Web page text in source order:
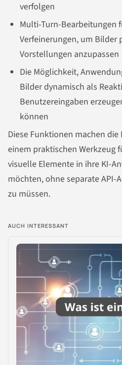
verfolgen
Multi-Turn-Bearbeitungen
Verfeinerungen, um Bilder
Vorstellungen anzupassen
Die Möglichkeit,
Bilder dynamisch als
Benutzereingaben
können
Diese Funktionen machen
einem praktischen Werkzeug
visuelle Elemente in ihre KI-
möchten, ohne separate
zu müssen.
AUCH INTERESSANT